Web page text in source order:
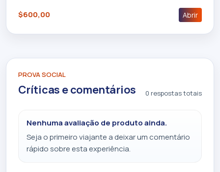
$600,00 Abrir
PROVA SOCIAL
Críticas e comentários 0 respostas totais
Nenhuma avaliação de produto ainda.
Seja o primeiro viajante a deixar um comentário
rápido sobre esta experiência.